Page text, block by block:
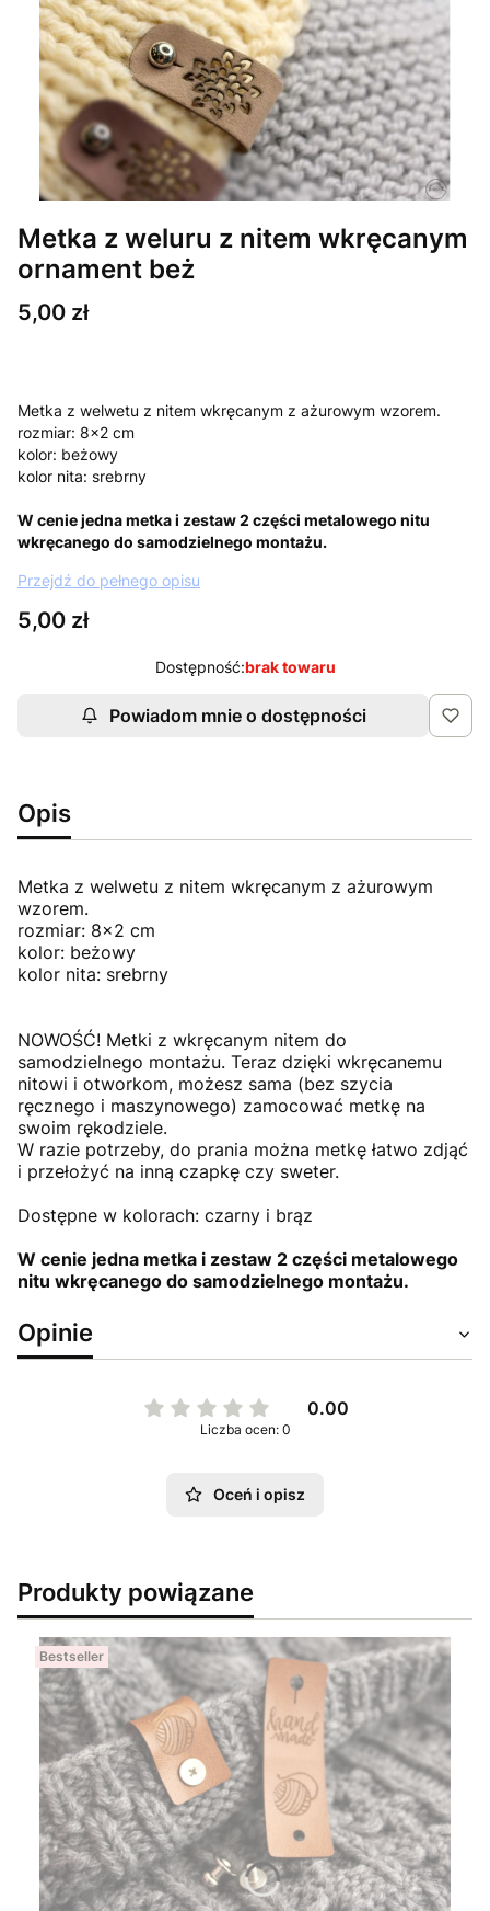
Metka z weluru z nitem wkręcanym
ornament beż
Cena
5,00 zł
Metka z welwetu z nitem wkręcanym z ażurowym wzorem.
rozmiar: 8x2 cm
kolor: beżowy
kolor nita: srebrny
W cenie jedna metka i zestaw 2 części metalowego nitu
wkręcanego do samodzielnego montażu.
Przejdź do pełnego opisu
Cena
5,00 zł
Dostępność:brak towaru
Powiadom mnie o dostępności
Opis
Metka z welwetu z nitem wkręcanym z ażurowym
wzorem.
rozmiar: 8x2 cm
kolor: beżowy
kolor nita: srebrny
NOWOŚĆ! Metki z wkręcanym nitem do
samodzielnego montażu. Teraz dzięki wkręcanemu
nitowi i otworkom, możesz sama (bez szycia
ręcznego i maszynowego) zamocować metkę na
swoim rękodziele.
W razie potrzeby, do prania można metkę łatwo zdjąć
i przełożyć na inną czapkę czy sweter.
Dostępne w kolorach: czarny i brąz
W cenie jedna metka i zestaw 2 części metalowego
nitu wkręcanego do samodzielnego montażu.
Opinie
0.00
Liczba ocen: 0
Oceń i opisz
Produkty powiązane
Bestseller